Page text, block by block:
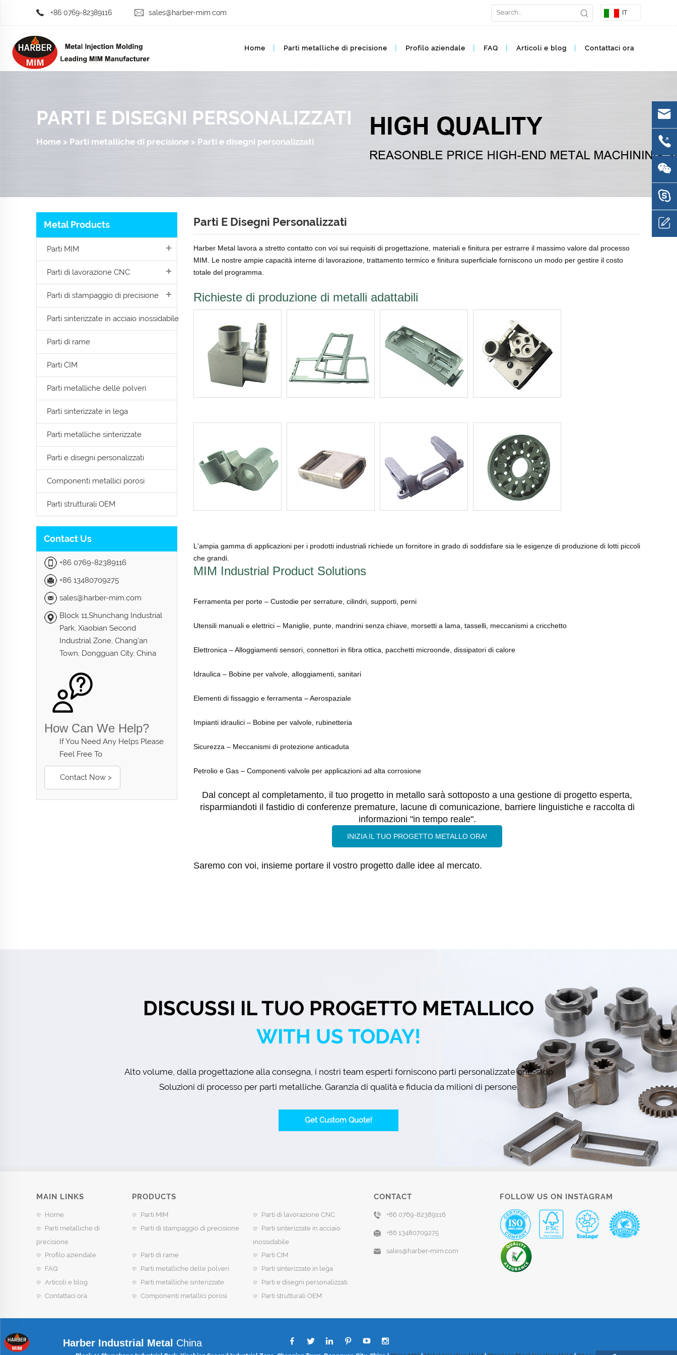
+86 0769-82389116 sales@harber-mim.com IT
Home Parti metalliche di precisione Profilo aziendale FAQ Articoli e blog Contattaci ora
PARTI E DISEGNI PERSONALIZZATI
Home > Parti metalliche di precisione > Parti e disegni personalizzati
Metal Products
Parti MIM
Parti di lavorazione CNC
Parti di stampaggio di precisione
Parti sinterizzate in acciaio inossidabile
Parti di rame
Parti CIM
Parti metalliche delle polveri
Parti sinterizzate in lega
Parti metalliche sinterizzate
Parti e disegni personalizzati
Componenti metallici porosi
Parti strutturali OEM
Contact Us
+86 0769-82389116
+86 13480709275
sales@harber-mim.com
Block 11,Shunchang Industrial
Park, Xiaobian Second
Industrial Zone, Chang'an
Town, Dongguan City, China
How Can We Help?
If You Need Any Helps Please
Feel Free To
Contact Now >
Parti E Disegni Personalizzati
Harber Metal lavora a stretto contatto con voi sui requisiti di progettazione, materiali e finitura per estrarre il massimo valore dal processo
MIM. Le nostre ampie capacità interne di lavorazione, trattamento termico e finitura superficiale forniscono un modo per gestire il costo
totale del programma.
Richieste di produzione di metalli adattabili
L'ampia gamma di applicazioni per i prodotti industriali richiede un fornitore in grado di soddisfare sia le esigenze di produzione di lotti piccoli
che grandi.
MIM Industrial Product Solutions
Ferramenta per porte – Custodie per serrature, cilindri, supporti, perni
Utensili manuali e elettrici – Maniglie, punte, mandrini senza chiave, morsetti a lama, tasselli, meccanismi a cricchetto
Elettronica – Alloggiamenti sensori, connettori in fibra ottica, pacchetti microonde, dissipatori di calore
Idraulica – Bobine per valvole, alloggiamenti, sanitari
Elementi di fissaggio e ferramenta – Aerospaziale
Impianti idraulici – Bobine per valvole, rubinetteria
Sicurezza – Meccanismi di protezione anticaduta
Petrolio e Gas – Componenti valvole per applicazioni ad alta corrosione
Dal concept al completamento, il tuo progetto in metallo sarà sottoposto a una gestione di progetto esperta,
risparmiandoti il fastidio di conferenze premature, lacune di comunicazione, barriere linguistiche e raccolta di
informazioni "in tempo reale".
INIZIA IL TUO PROGETTO METALLO ORA!
Saremo con voi, insieme portare il vostro progetto dalle idee al mercato.
DISCUSSI IL TUO PROGETTO METALLICO
WITH US TODAY!
Alto volume, dalla progettazione alla consegna, i nostri team esperti forniscono parti personalizzate one-stop
Soluzioni di processo per parti metalliche. Garanzia di qualità e fiducia da milioni di persone.
Get Custom Quote!
MAIN LINKS
Home
Parti metalliche di
precisione
Profilo aziendale
FAQ
Articoli e blog
Contattaci ora
PRODUCTS
Parti MIM
Parti di lavorazione CNC
Parti di stampaggio di precisione
Parti sinterizzate in acciaio
inossidabile
Parti di rame
Parti CIM
Parti metalliche delle polveri
Parti sinterizzate in lega
Parti metalliche sinterizzate
Parti e disegni personalizzati
Componenti metallici porosi
Parti strutturali OEM
CONTACT
+86 0769-82389116
+86 13480709275
sales@harber-mim.com
FOLLOW US ON INSTAGRAM
Harber Industrial Metal China